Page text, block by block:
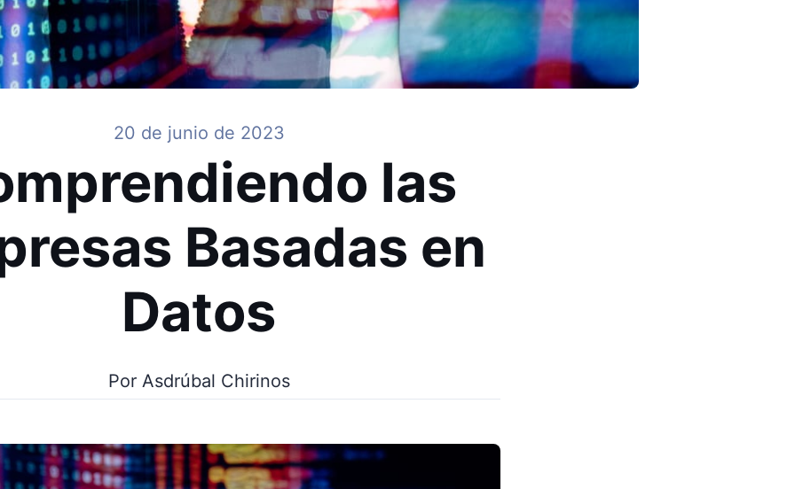
20 de junio de 2023
las
Basadas en
Datos
Por Asdrúbal Chirinos